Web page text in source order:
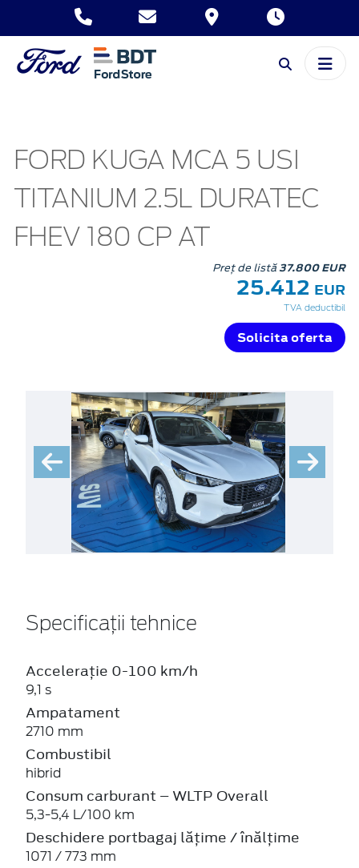
FORD KUGA MCA 5 USI
TITANIUM 2.5L DURATEC
FHEV 180 CP AT
Preț de listă37.800 EUR
25.412 EUR
TVA deductibil
Solicita oferta
Specificații tehnice
Accelerație 0-100 km/h
9,1 s
Ampatament
2710 mm
Combustibil
hibrid
Consum carburant – WLTP Overall
5,3-5,4 L/100 km
Deschidere portbagaj lățime / înălțime
1071 / 773 mm